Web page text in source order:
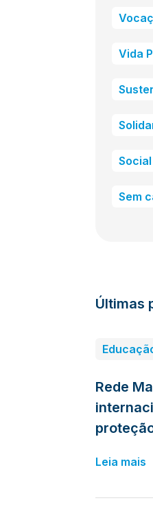
Vida
Social
Sem
Últimas
Rede
Leia mais